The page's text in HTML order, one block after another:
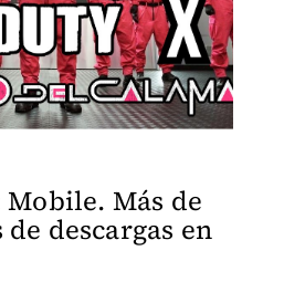
Más de
descargas en